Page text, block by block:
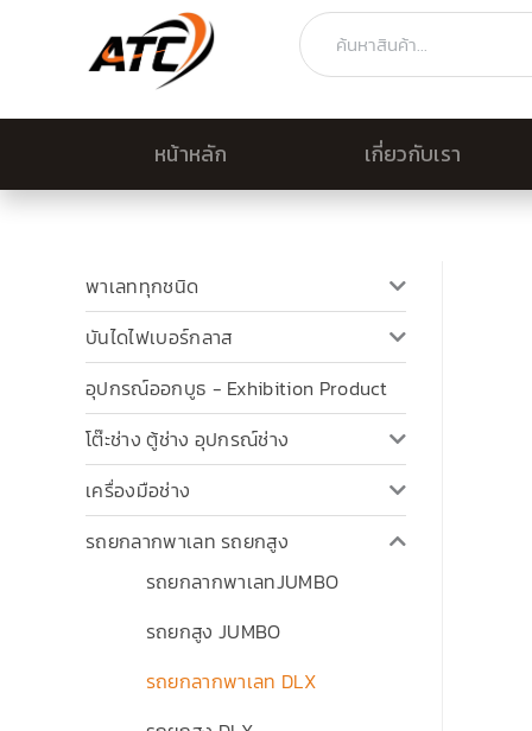
Search
หน้าหลัก เกี่ยวกับเรา
พาเลททุกชนิด
บันไดไฟเบอร์กลาส
อุปกรณ์ออกบูธ - Exhibition Product
โต๊ะช่าง ตู้ช่าง อุปกรณ์ช่าง
เครื่องมือช่าง
รถยกลากพาเลท รถยกสูง
รถยกลากพาเลทJUMBO
รถยกสูง JUMBO
รถยกลากพาเลท DLX